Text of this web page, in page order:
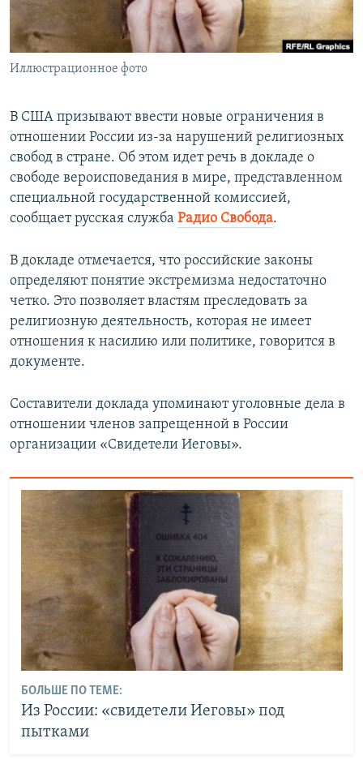
ПОБЕДИТЕЛЕЙ НЕ СУДЯТ?
КРЫМ.НЕПОКОРЕННЫЙ
ELIFBE
ПРИСОЕДИНЯЙТЕСЬ!
Все сайты RFE/RL
Иллюстрационное фото
В США призывают ввести новые ограничения в
отношении России из-за нарушений религиозных
свобод в стране. Об этом идет речь в докладе о
свободе вероисповедания в мире, представленном
специальной государственной комиссией,
сообщает русская служба Радио Свобода.
В докладе отмечается, что российские законы
определяют понятие экстремизма недостаточно
четко. Это позволяет властям преследовать за
религиозную деятельность, которая не имеет
отношения к насилию или политике, говорится в
документе.
Составители доклада упоминают уголовные дела в
отношении членов запрещенной в России
организации «Свидетели Иеговы».
БОЛЬШЕ ПО ТЕМЕ:
Из России: «свидетели Иеговы» под
пытками